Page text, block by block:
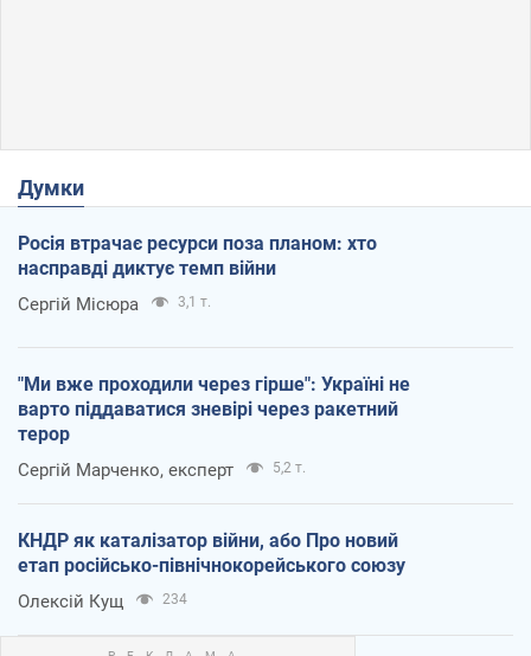
Думки
Росія втрачає ресурси поза планом: хто
насправді диктує темп війни
Сергій Місюра 3,1 т.
"Ми вже проходили через гірше": Україні не
варто піддаватися зневірі через ракетний
терор
Сергій Марченко, експерт 5,2 т.
КНДР як каталізатор війни, або Про новий
етап російсько-північнокорейського союзу
Олексій Кущ 234